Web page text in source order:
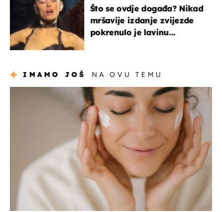
Što se ovdje događa? Nikad
mršavije izdanje zvijezde
pokrenulo je lavinu
IMAMO JOŠ NA OVU TEMU
moda & ljepota